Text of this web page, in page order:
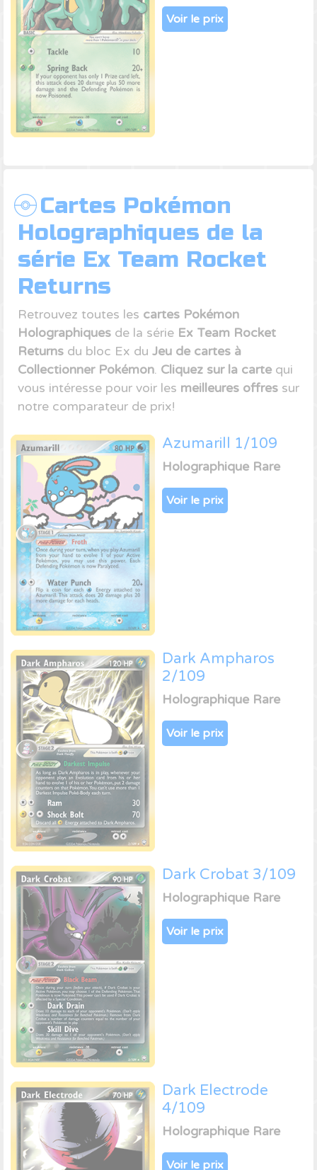
Voir le prix
Cartes Pokémon
Holographiques de la
série Ex Team Rocket
Returns
Retrouvez toutes les cartes Pokémon
Holographiques de la série Ex Team Rocket
Returns du bloc Ex du Jeu de cartes à
Collectionner Pokémon. Cliquez sur la carte qui
vous intéresse pour voir les meilleures offres sur
notre comparateur de prix!
Azumarill 1/109
Holographique Rare
Voir le prix
Dark Ampharos
2/109
Holographique Rare
Voir le prix
Dark Crobat 3/109
Holographique Rare
Voir le prix
Dark Electrode
4/109
Holographique Rare
Voir le prix